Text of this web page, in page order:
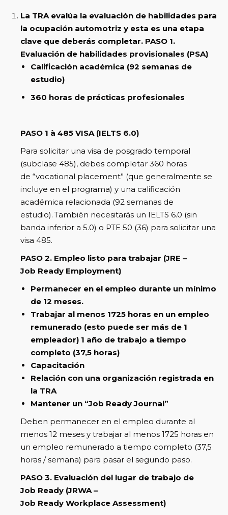
La TRA evalúa la evaluación de habilidades para
la ocupación automotriz y esta es una etapa
clave que deberás completar. PASO 1.
Evaluación de habilidades provisionales (PSA)
Calificación académica (92 semanas de
estudio)
360 horas de prácticas profesionales
PASO 1 à 485 VISA (IELTS 6.0)
Para solicitar una visa de posgrado temporal
(subclase 485), debes completar 360 horas
de “vocational placement” (que generalmente se
incluye en el programa) y una calificación
académica relacionada (92 semanas de
estudio). También necesitarás un IELTS 6.0 (sin
banda inferior a 5.0) o PTE 50 (36) para solicitar una
visa 485.
PASO 2. Empleo listo para trabajar (JRE –
Job Ready Employment)
Permanecer en el empleo durante un mínimo
de 12 meses.
Trabajar al menos 1725 horas en un empleo
remunerado (esto puede ser más de 1
empleador) 1 año de trabajo a tiempo
completo (37,5 horas)
Capacitación
Relación con una organización registrada en
la TRA
Mantener un “Job Ready Journal”
Deben permanecer en el empleo durante al
menos 12 meses y trabajar al menos 1725 horas en
un empleo remunerado a tiempo completo (37,5
horas / semana) para pasar el segundo paso.
PASO 3. Evaluación del lugar de trabajo de
Job Ready (JRWA –
Job Ready Workplace Assessment)